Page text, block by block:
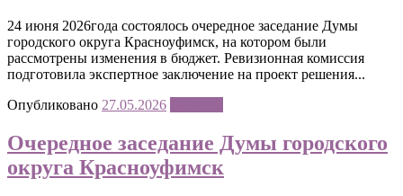
24 июня 2026года состоялось очередное заседание Думы
городского округа Красноуфимск, на котором были
рассмотрены изменения в бюджет. Ревизионная комиссия
подготовила экспертное заключение на проект решения...
Опубликовано 27.05.2026
Очередное заседание Думы городского
округа Красноуфимск